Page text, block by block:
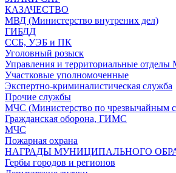
КАЗАЧЕСТВО
МВД (Министерство внутрених дел)
ГИБДД
ССБ, УЭБ и ПК
Уголовный розыск
Управления и территориальные
Участковые уполномоченные
Экспертно-криминалистическая служба
Прочие службы
МЧС (Министерство по чрезвычайным
Гражданская оборона, ГИМС
МЧС
Пожарная охрана
НАГРАДЫ МУНИЦИПАЛЬНОГО
Гербы городов и регионов